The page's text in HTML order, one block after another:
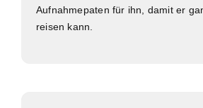
Aufnahmepaten für ihn, damit er
reisen kann.